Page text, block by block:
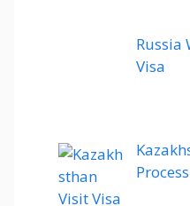
Russia
Visa
Process